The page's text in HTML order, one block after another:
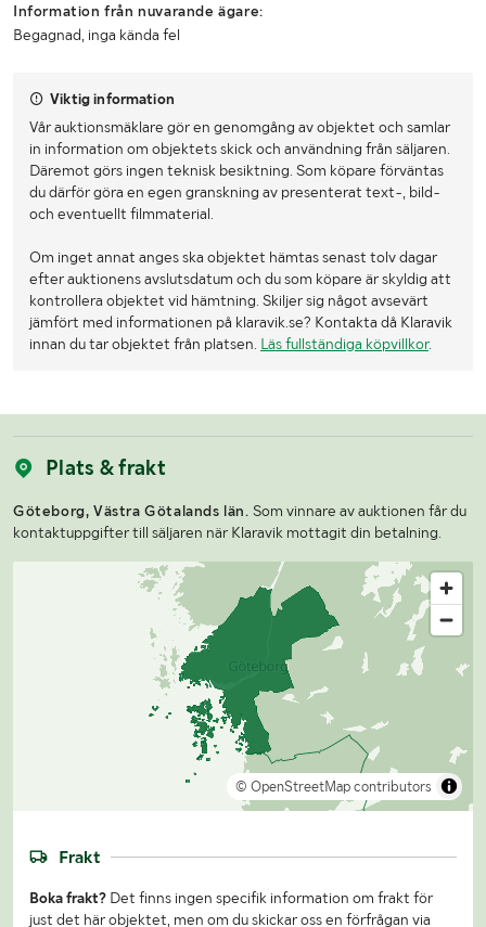
Information från nuvarande ägare:
Begagnad, inga kända fel
Viktig information
Vår auktionsmäklare gör en genomgång av objektet och samlar
in information om objektets skick och användning från säljaren.
Däremot görs ingen teknisk besiktning. Som köpare förväntas
du därför göra en egen granskning av presenterat text-, bild-
och eventuellt filmmaterial.
Om inget annat anges ska objektet hämtas senast tolv dagar
efter auktionens avslutsdatum och du som köpare är skyldig att
kontrollera objektet vid hämtning. Skiljer sig något avsevärt
jämfört med informationen på klaravik.se? Kontakta då Klaravik
innan du tar objektet från platsen. Läs fullständiga köpvillkor.
Plats & frakt
Göteborg, Västra Götalands län. Som vinnare av auktionen får du
kontaktuppgifter till säljaren när Klaravik mottagit din betalning.
© OpenStreetMap contributors
Frakt
Boka frakt? Det finns ingen specifik information om frakt för
just det här objektet, men om du skickar oss en förfrågan via